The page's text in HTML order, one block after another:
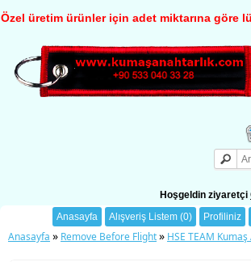
Özel üretim ürünler için adet miktarına göre
Hoşgeldin ziyaretçi
Anasayfa
Alışveriş Listem (0) Profiliniz
Anasayfa » Remove Before Flight» HSE TEAM